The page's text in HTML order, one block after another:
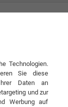
Technologien.
Sie diese
Daten an
und zur
Werbung auf